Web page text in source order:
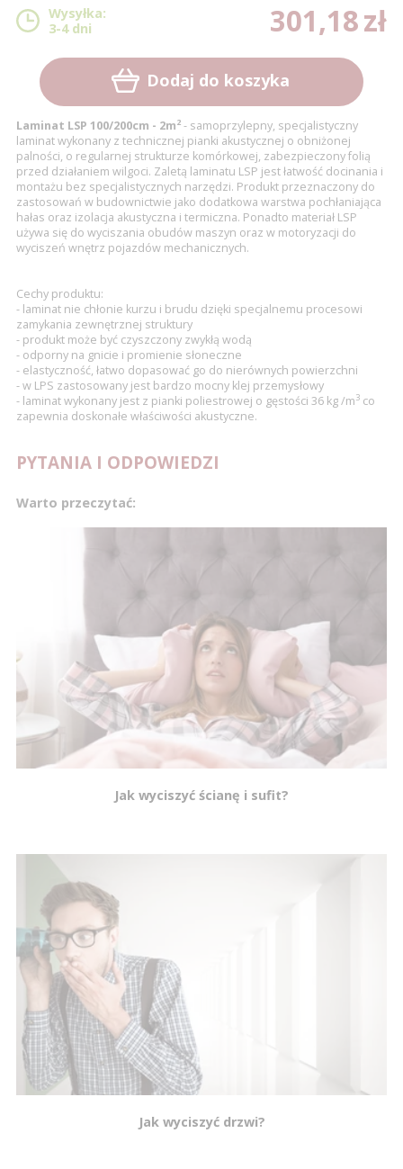
Wysyłka:
3-4 dni
3
4
5
6
7
8
9
0
1
2
3
4
5
6
7
9
1
2
4
5
6
7
8
,1
2
4
5
6
7
8
8
9
301,18 zł
zł
Dodaj do koszyka
Laminat LSP 100/200cm - 2m2 - samoprzylepny, specjalistyczny
laminat wykonany z technicznej pianki akustycznej o obniżonej
palności, o regularnej strukturze komórkowej, zabezpieczony folią
przed działaniem wilgoci. Zaletą laminatu LSP jest łatwość docinania i
montażu bez specjalistycznych narzędzi. Produkt przeznaczony do
zastosowań w budownictwie jako dodatkowa warstwa pochłaniająca
hałas oraz izolacja akustyczna i termiczna. Ponadto materiał LSP
używa się do wyciszania obudów maszyn oraz w motoryzacji do
wyciszeń wnętrz pojazdów mechanicznych.
Cechy produktu:
- laminat nie chłonie kurzu i brudu dzięki specjalnemu procesowi
zamykania zewnętrznej struktury
- produkt może być czyszczony zwykłą wodą
- odporny na gnicie i promienie słoneczne
- elastyczność, łatwo dopasować go do nierównych powierzchni
- w LPS zastosowany jest bardzo mocny klej przemysłowy
- laminat wykonany jest z pianki poliestrowej o gęstości 36 kg /m3 co
zapewnia doskonałe właściwości akustyczne.
PYTANIA I ODPOWIEDZI
Warto przeczytać:
Jak wyciszyć ścianę i sufit?
Jak wyciszyć drzwi?